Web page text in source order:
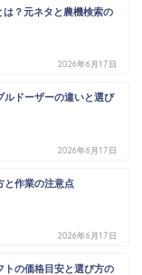
？元ネタと農機検索の
2026年6月17日
ルドーザーの違いと選び
2026年6月17日
と作業の注意点
2026年6月17日
トの価格目安と選び方の